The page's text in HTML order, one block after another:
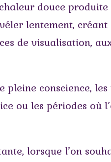
douce
lentement,
de visualisation,
conscience,
ou les périodes où
lorsque l’on